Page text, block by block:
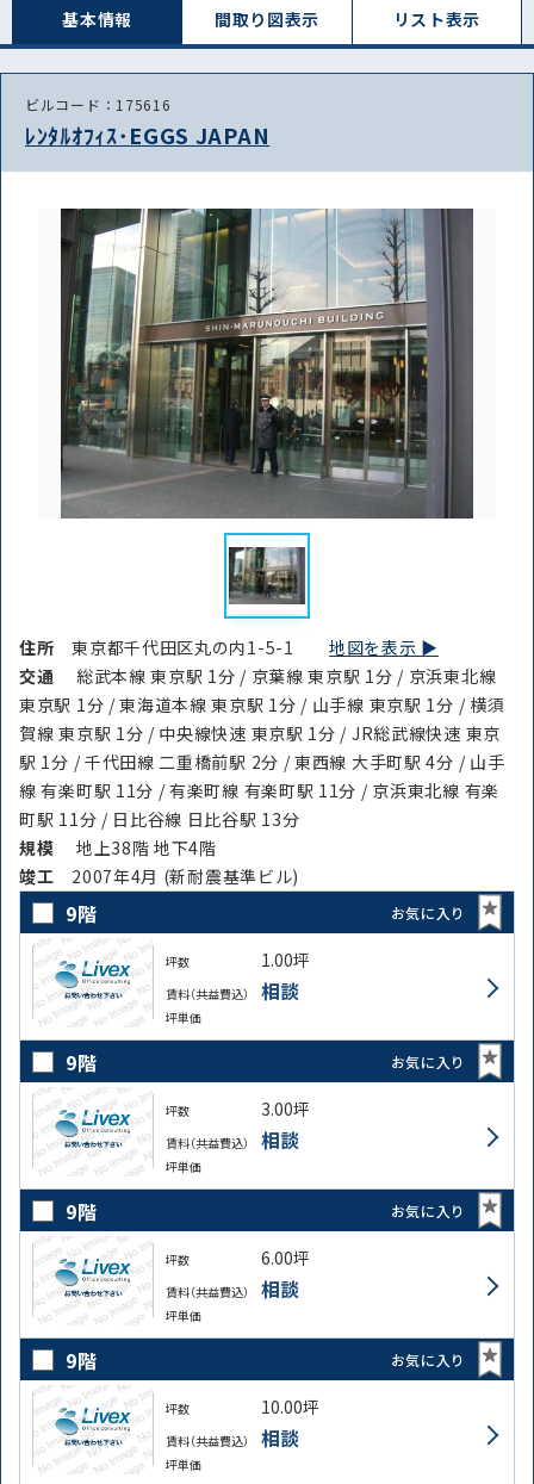
基本情報 間取り図表⽰ リスト表⽰
ビルコード：175616
ﾚﾝﾀﾙｵﾌｨｽ･EGGS JAPAN
住所東京都千代田区丸の内1-5-1地図を表示 ▶︎
交通
総武本線 東京駅 1分 / 京葉線 東京駅 1分 / 京浜東北線
東京駅 1分 / 東海道本線 東京駅 1分 / 山手線 東京駅 1分 / 横須
賀線 東京駅 1分 / 中央線快速 東京駅 1分 / JR総武線快速 東京
駅 1分 / 千代田線 二重橋前駅 2分 / 東西線 大手町駅 4分 / 山手
線 有楽町駅 11分 / 有楽町線 有楽町駅 11分 / 京浜東北線 有楽
町駅 11分 / 日比谷線 日比谷駅 13分
規模
地上38階 地下4階
竣⼯ 2007年4月 (新耐震基準ビル)
9階 お気に入り
坪数 1.00坪
賃料（共益費込） 相談
坪単価
9階 お気に入り
坪数 3.00坪
賃料（共益費込） 相談
坪単価
9階 お気に入り
坪数 6.00坪
賃料（共益費込） 相談
坪単価
9階 お気に入り
坪数 10.00坪
賃料（共益費込） 相談
坪単価